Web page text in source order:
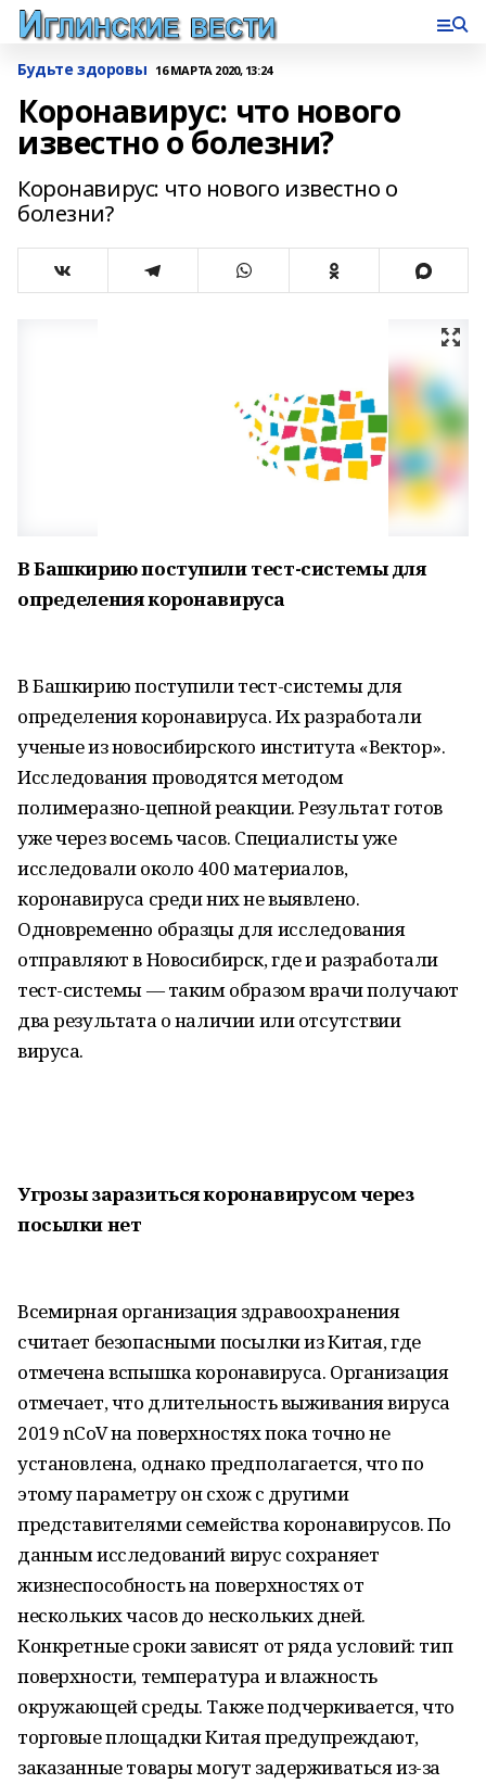
Будьте здоровы 16 МАРТА 2020, 13:24
Коронавирус: что нового
известно о болезни?
Коронавирус: что нового известно о
болезни?
В Башкирию поступили тест-системы для
определения коронавируса
В Башкирию поступили тест-системы для
определения коронавируса. Их разработали
ученые из новосибирского института «Вектор».
Исследования проводятся методом
полимеразно-цепной реакции. Результат готов
уже через восемь часов. Специалисты уже
исследовали около 400 материалов,
коронавируса среди них не выявлено.
Одновременно образцы для исследования
отправляют в Новосибирск, где и разработали
тест-системы — таким образом врачи получают
два результата о наличии или отсутствии
вируса.
Угрозы заразиться коронавирусом через
посылки нет
Всемирная организация здравоохранения
считает безопасными посылки из Китая, где
отмечена вспышка коронавируса. Организация
отмечает, что длительность выживания вируса
2019 nCoV на поверхностях пока точно не
установлена, однако предполагается, что по
этому параметру он схож с другими
представителями семейства коронавирусов. По
данным исследований вирус сохраняет
жизнеспособность на поверхностях от
нескольких часов до нескольких дней.
Конкретные сроки зависят от ряда условий: тип
поверхности, температура и влажность
окружающей среды. Также подчеркивается, что
торговые площадки Китая предупреждают,
заказанные товары могут задерживаться из-за